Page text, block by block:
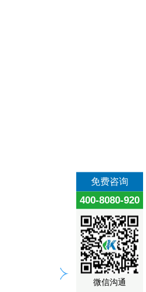
免费咨询
400-8080-920
微信沟通